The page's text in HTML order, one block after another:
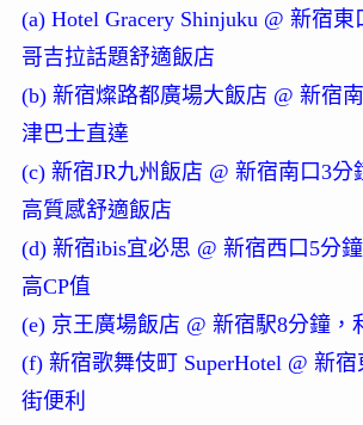
(a) Hotel Gracery Shinjuku @ 新宿
哥吉拉話題舒適飯店
(b) 新宿燦路都廣場大飯店 @ 新宿
津巴士直達
(c) 新宿JR九州飯店 @ 新宿南口3分
高質感舒適飯店
(d) 新宿ibis宜必思 @ 新宿西口5分
高CP值
(e) 京王廣場飯店 @ 新宿駅8分鐘，
(f) 新宿歌舞伎町 SuperHotel @ 新
街便利